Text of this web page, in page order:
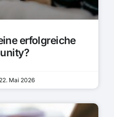
erfolgreiche
22. Mai 2026